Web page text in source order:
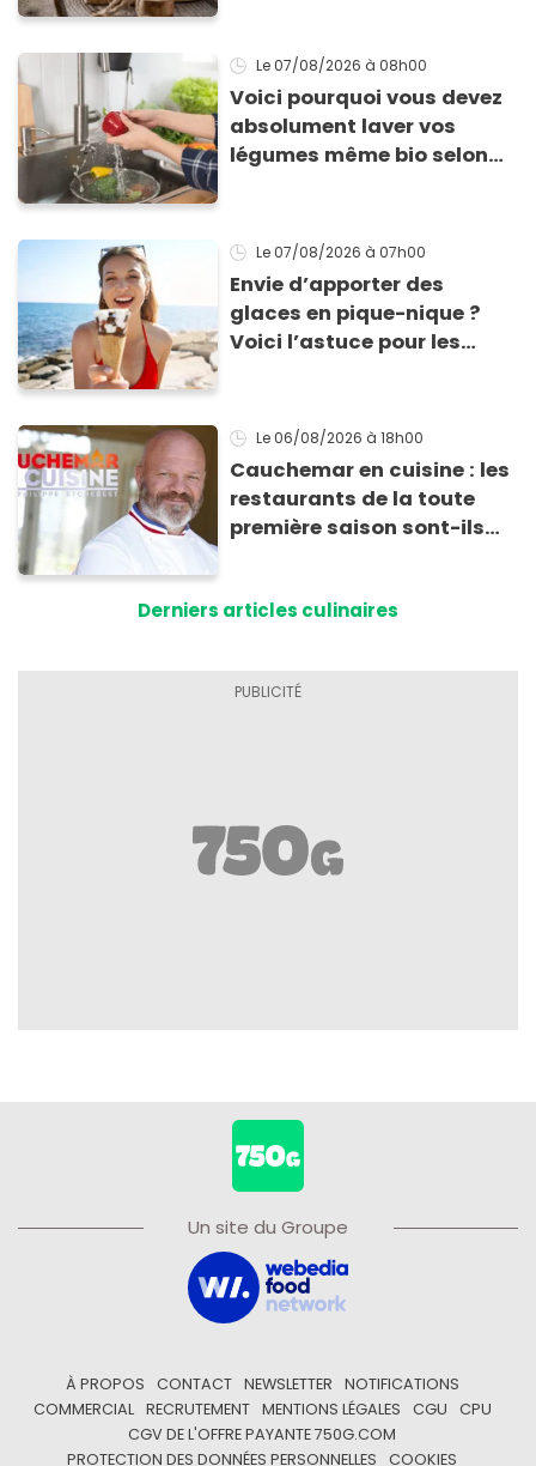
Le 07/08/2026 à 08h00
Voici pourquoi vous devez
absolument laver vos
légumes même bio selon
Le 07/08/2026 à 07h00
Envie d’apporter des
glaces en pique-nique ?
Voici l’astuce pour les
ne fondent !
Le 06/08/2026 à 18h00
Cauchemar en cuisine : les
restaurants de la toute
première saison sont-ils
Derniers articles culinaires
Un site du Groupe
À PROPOS CONTACT NEWSLETTER
NOTIFICATIONS
COMMERCIAL
RECRUTEMENT MENTIONS LÉGALES CGU
CPU
CGV DE L'OFFRE PAYANTE 750G.COM
PROTECTION DES DONNÉES PERSONNELLES
COOKIES